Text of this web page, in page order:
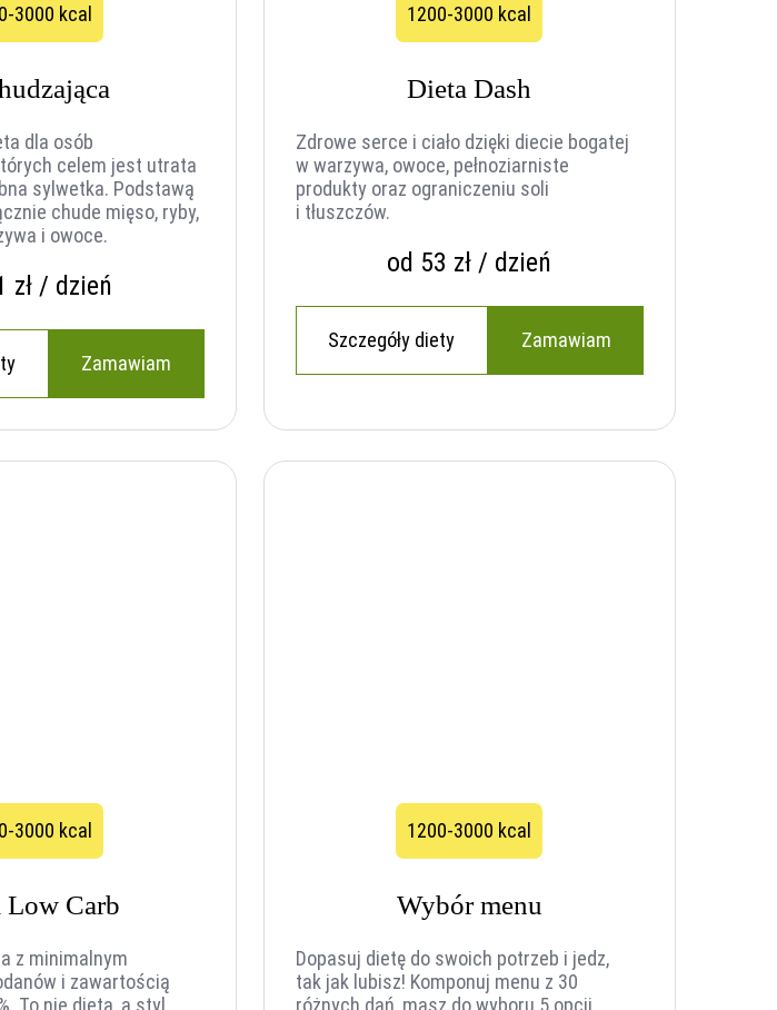
3000 kcal
dla osób
celem jest utrata
sylwetka. Podstawą
chude mięso, ryby,
i owoce.
zł / dzień
Zamawiam
1200-3000 kcal
Dieta Dash
Zdrowe serce i ciało dzięki diecie bogatej
w warzywa, owoce, pełnoziarniste
produkty oraz ograniczeniu soli
i tłuszczów.
od 53 zł / dzień
Szczegóły diety Zamawiam
3000 kcal
Low Carb
z minimalnym
i zawartością
To nie dieta, a styl
1200-3000 kcal
Wybór menu
Dopasuj dietę do swoich potrzeb i jedz,
tak jak lubisz! Komponuj menu z 30
różnych dań, masz do wyboru 5 opcji